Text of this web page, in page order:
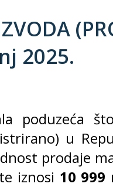
2025.
poduzeća
u
prodaje
iznosi 10 999